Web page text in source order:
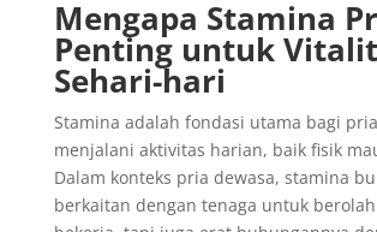
Mengapa Stamina
Penting untuk
Sehari-hari
Stamina adalah fondasi utama bagi
menjalani aktivitas harian, baik fisik
Dalam konteks pria dewasa, stamina
berkaitan dengan tenaga untuk